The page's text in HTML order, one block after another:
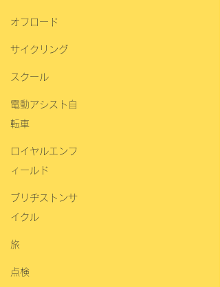
オフロード
サイクリング
スクール
電動アシスト自
転車
ロイヤルエンフ
ィールド
ブリヂストンサ
イクル
旅
点検